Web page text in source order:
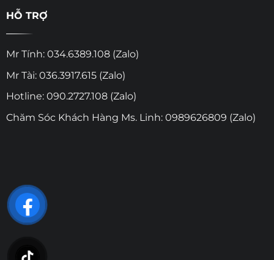
HỖ TRỢ
Mr Tính: 034.6389.108 (Zalo)
Mr Tài: 036.3917.615 (Zalo)
Hotline: 090.2727.108 (Zalo)
Chăm Sóc Khách Hàng Ms. Linh: 0989626809 (Zalo)